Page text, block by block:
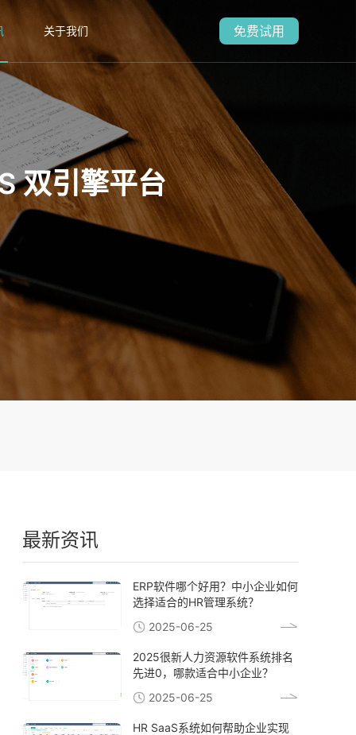
关于我们 免费试用
双引擎平台
最新资讯
ERP软件哪个好用？中小企业如何
选择适合的HR管理系统？
2025-06-25
2025很新人力资源软件系统排名
先进0，哪款适合中小企业？
2025-06-25
HR SaaS系统如何帮助企业实现